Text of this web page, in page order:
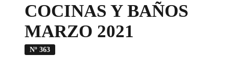
COCINAS Y BAÑOS
MARZO 2021
Nº 363